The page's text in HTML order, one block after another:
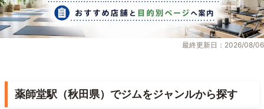
最終更新日：2026/08/06
薬師堂駅（秋田県）でジムをジャンルから探す